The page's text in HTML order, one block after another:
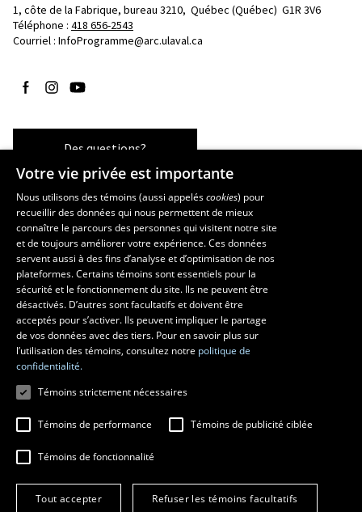
1, côte de la Fabrique, bureau 3210, Québec (Québec)  G1R 3V6
Téléphone : 418 656-2543
Courriel : InfoProgramme@arc.ulaval.ca
Suivez-nous sur Facebook
Suivez-nous sur Instagram
Suivez-nous sur YouTube
Des questions?
Les écoles et la recherche
École d’art
École supérieure d’aménagement du territoire et de développement
régional
École de design
Centre de recherche en aménagement et développement
© 2026 Université Laval
Tous droits réservés
Conditions générales d'utilisation
Votre vie privée est importante
Nous utilisons des témoins (aussi appeléscookies) pour
recueillir des données qui nous permettent de mieux
connaître le parcours des personnes qui visitent notre site
et de toujours améliorer votre expérience. Ces données
servent aussi à des fins d’analyse et d’optimisation de nos
plateformes. Certains témoins sont essentiels pour la
sécurité et le fonctionnement du site. Ils ne peuvent être
désactivés. D’autres sont facultatifs et doivent être
acceptés pour s’activer. Ils peuvent impliquer le partage
de vos données avec des tiers. Pour en savoir plus sur
l’utilisation des témoins, consultez notre politique de
confidentialité.
Témoins strictement nécessaires
Témoins de performance Témoins de publicité ciblée
Témoins de fonctionnalité
Tout accepter Refuser les témoins facultatifs